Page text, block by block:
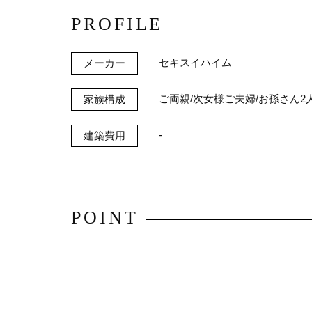
PROFILE
メーカー セキスイハイム
家族構成 ご両親/次女様ご夫婦/お孫さん2
建築費用 -
POINT